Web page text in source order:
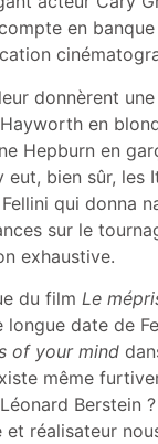
en
donnèrent
en
Hepburn en
bien sûr, les
qui donna
sur le
exhaustive.
du film Le
longue date de
of your mind
même
Berstein
réalisateur